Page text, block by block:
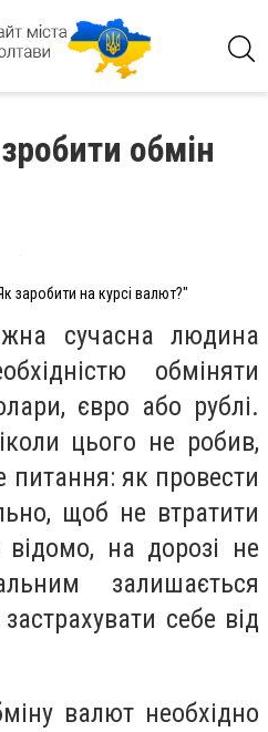
обмін
заробити на курсі валют?"
сучасна людина
обміняти
євро або рублі.
цього не робив,
питання: як провести
щоб не втратити
відомо, на дорозі не
залишається
себе від
валют необхідно